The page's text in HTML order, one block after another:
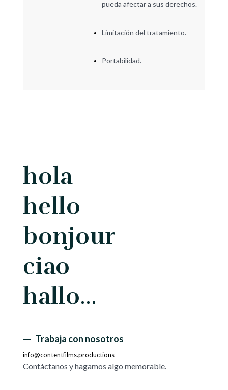
pueda afectar a sus derechos.
Limitación del tratamiento.
Portabilidad.
hola
hello
bonjour
ciao
hallo…
Trabaja con nosotros
info@contentfilms.productions
Contáctanos y hagamos algo memorable.